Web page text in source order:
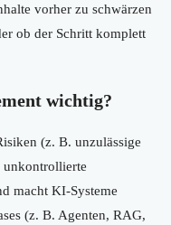
vorher zu schwärzen
ob der Schritt komplett
wichtig?
(z. B. unzulässige
unkontrollierte
macht KI-Systeme
(z. B. Agenten, RAG,